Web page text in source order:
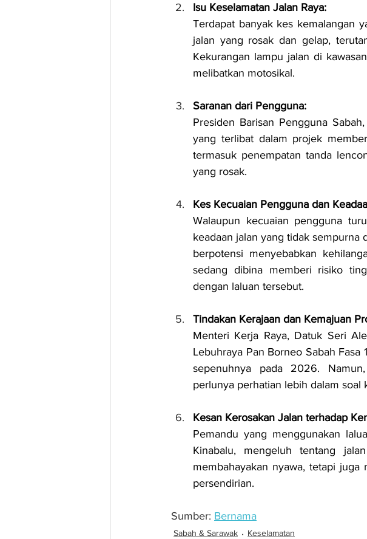
Isu Keselamatan Jalan Raya:
Terdapat banyak kes kemalangan
jalan yang rosak dan gelap,
Kekurangan lampu jalan di
melibatkan motosikal.
Saranan dari Pengguna:
Presiden Barisan Pengguna
yang terlibat dalam projek
termasuk penempatan tanda
yang rosak.
Kes Kecuaian Pengguna dan
Walaupun kecuaian pengguna
keadaan jalan yang tidak sempurna
berpotensi menyebabkan
sedang dibina memberi risiko
dengan laluan tersebut.
Tindakan Kerajaan dan Kemajuan
Menteri Kerja Raya, Datuk Seri
Lebuhraya Pan Borneo Sabah Fasa
sepenuhnya pada 2026.
perlunya perhatian lebih dalam soal
Kesan Kerosakan Jalan terhadap
Pemandu yang menggunakan
Kinabalu, mengeluh tentang
membahayakan nyawa, tetapi juga
persendirian.
Sumber: Bernama
Sabah & Sarawak Keselamatan